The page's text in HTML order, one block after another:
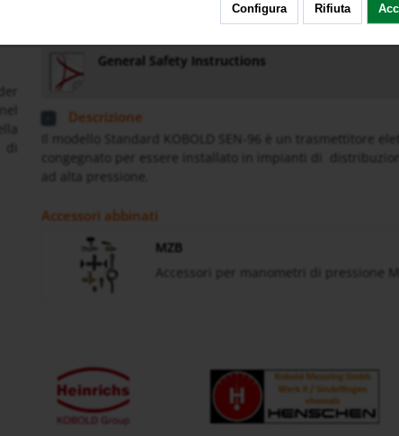
General Safety Instructions
Descrizione
Il modello Standard KOBOLD SEN-96 è un trasmettitore
congegnato per essere installato in impianti di
Accessori abbinati
MZB
Accessori per manometri di pressione
Configura Rifiuta